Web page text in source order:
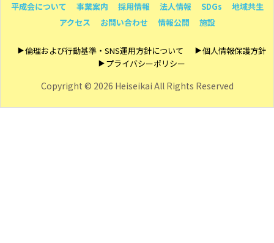
平成会について 事業案内 採用情報 法人情報 SDGs
地域共生
アクセス
お問い合わせ 情報公開 施設
倫理および行動基準・SNS運用方針について
個人情報保護方針
プライバシーポリシー
Copyright © 2026 Heiseikai All Rights Reserved